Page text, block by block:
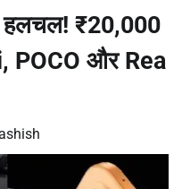
हलचल! ₹20,000
POCO और Rea